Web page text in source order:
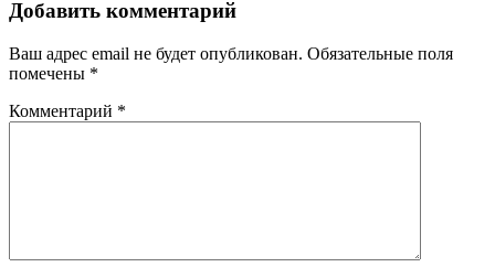
Добавить комментарий
Ваш адрес email не будет опубликован. Обязательные поля
помечены *
Комментарий *